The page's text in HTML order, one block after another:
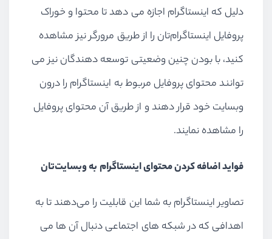
دلیل که اینستاگرام اجازه می دهد تا محتوا و خوراک
پروفایل اینستاگرام‌تان را از طریق مرورگر نیز مشاهده
کنید، با بودن چنین وضعیتی توسعه دهندگان نیز می
توانند محتوای پروفایل مربوط به اینستاگرام را درون
وبسایت خود قرار دهند و از طریق آن محتوای پروفایل
را مشاهده نمایند.
فواید اضافه کردن محتوای اینستاگرام به وبسایت‌تان
تصاویر اینستاگرام به شما این قابلیت را می‌دهند تا به
اهدافی که در شبکه های اجتماعی دنبال آن ها می